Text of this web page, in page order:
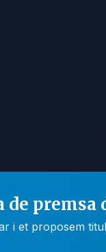
premsa
i et proposem